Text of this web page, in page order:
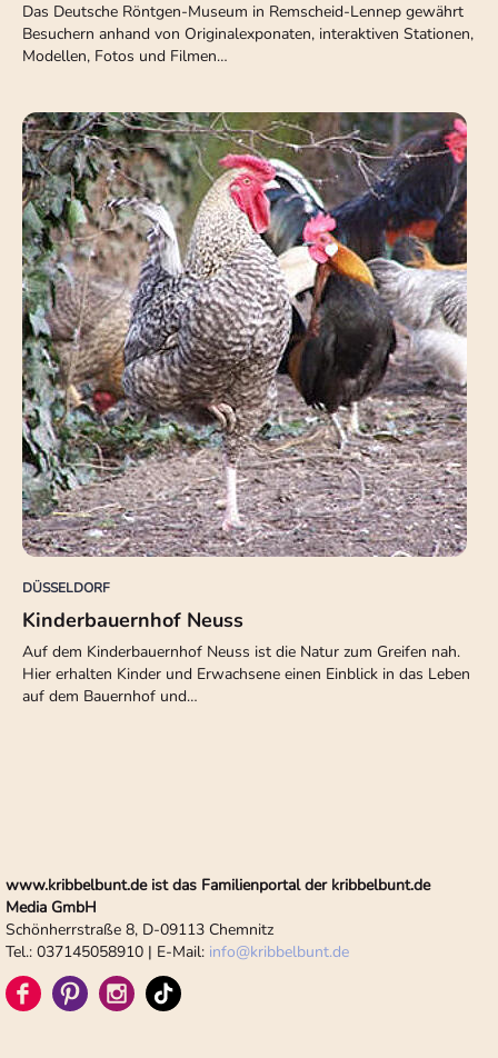
Das Deutsche Röntgen-Museum in Remscheid-Lennep gewährt
Besuchern anhand von Originalexponaten, interaktiven Stationen,
Modellen, Fotos und Filmen…
DÜSSELDORF
Kinderbauernhof Neuss
Auf dem Kinderbauernhof Neuss ist die Natur zum Greifen nah.
Hier erhalten Kinder und Erwachsene einen Einblick in das Leben
auf dem Bauernhof und…
www.kribbelbunt.de ist das Familienportal der kribbelbunt.de
Media GmbH
Schönherrstraße 8, D-09113 Chemnitz
Tel.: 037145058910 | E-Mail: info@kribbelbunt.de